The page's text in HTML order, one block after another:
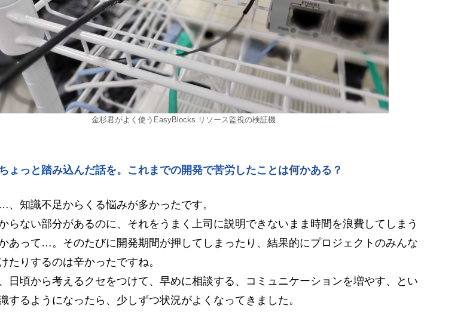
金杉君がよく使うEasyBlocks リソース監視の検証機
ょっと踏み込んだ話を。これまでの開発で苦労したことは何かある？
、知識不足からくる悩みが多かったです。
らない部分があるのに、それをうまく上司に説明できないまま時間を浪費してしまう
あって…。そのたびに開発期間が押してしまったり、結果的にプロジェクトのみんな
たりするのは辛かったですね。
日頃から考えるクセをつけて、早めに相談する、コミュニケーションを増やす、とい
するようになったら、少しずつ状況がよくなってきました。